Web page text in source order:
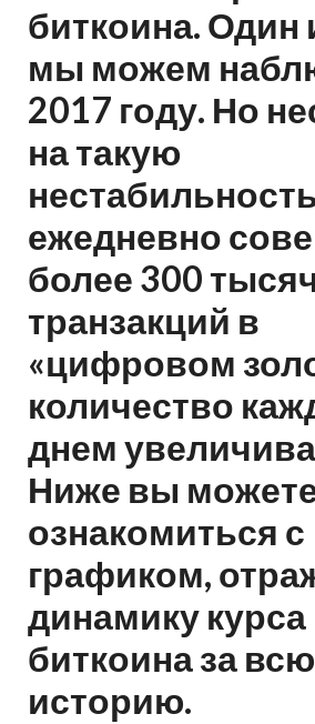
биткоина. Один
мы можем
2017 году. Но
на такую
ежедневно
более 300
транзакций в
«цифровом
количество
днем
Ниже вы
ознакомиться с
графиком,
динамику курса
биткоина за всю
историю.